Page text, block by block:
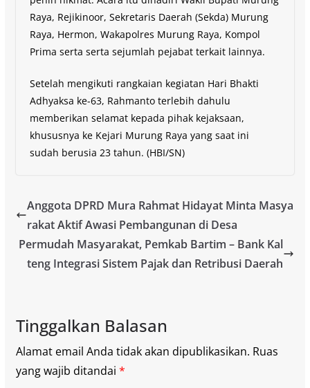
Raya, Rejikinoor, Sekretaris Daerah (Sekda) Murung
Raya, Hermon, Wakapolres Murung Raya, Kompol
Prima serta serta sejumlah pejabat terkait lainnya.
Setelah mengikuti rangkaian kegiatan Hari Bhakti
Adhyaksa ke-63, Rahmanto terlebih dahulu
memberikan selamat kepada pihak kejaksaan,
khususnya ke Kejari Murung Raya yang saat ini
sudah berusia 23 tahun. (HBI/SN)
Anggota DPRD Mura Rahmat Hidayat Minta Masya
rakat Aktif Awasi Pembangunan di Desa
Permudah Masyarakat, Pemkab Bartim – Bank Kal
teng Integrasi Sistem Pajak dan Retribusi Daerah
Tinggalkan Balasan
Alamat email Anda tidak akan dipublikasikan. Ruas
yang wajib ditandai *